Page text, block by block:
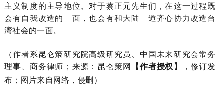
主义制度的主导地位。对于蔡正元先生们，在这一过程既
会有自我改造的一面，也会有和大陆一道齐心协力改造台
湾社会的一面。
（作者系昆仑策研究院高级研究员、中国未来研究会常务
理事、商务律师； 来源：昆仑策网 【作者授权】
，修订发
布；图片来自网络，侵删）